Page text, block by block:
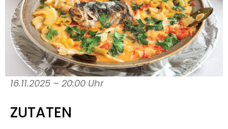
16.11.2025 – 20:00 Uhr
ZUTATEN